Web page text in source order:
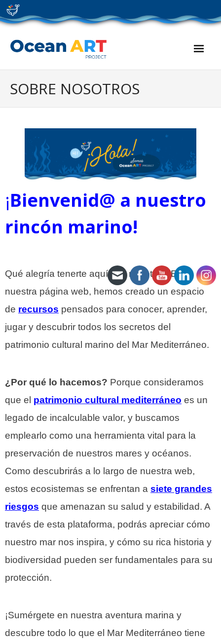
Skip
to
content
SOBRE NOSOTROS
¡Bienvenid@ a nuestro
rincón marino!
Qué alegría tenerte aquí con nosotras. En
nuestra página web, hemos creado un espacio
de recursos pensados para conocer, aprender,
jugar y descubrir todos los secretos del
patrimonio cultural marino del Mar Mediterráneo.
¿Por qué lo hacemos? Porque consideramos
que el patrimonio cultural mediterráneo es un
legado de incalculable valor, y buscamos
emplearlo como una herramienta vital para la
preservación de nuestros mares y océanos.
Como descubrirás a lo largo de nuestra web,
estos ecosistemas se enfrentan a siete grandes
riesgos que amenazan su salud y estabilidad. A
través de esta plataforma, podrás apreciar cómo
nuestro mar nos inspira, y cómo su rica historia y
biodiversidad pueden ser fundamentales para su
protección.
¡Sumérgete en nuestra aventura marina y
descubre todo lo que el Mar Mediterráneo tiene